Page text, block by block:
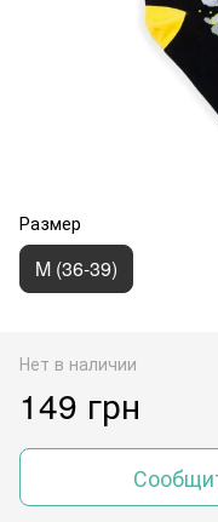
Размер
M (36-39)
Нет в наличии
149 грн